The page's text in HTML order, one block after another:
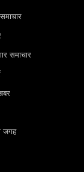
समाचार
जगह